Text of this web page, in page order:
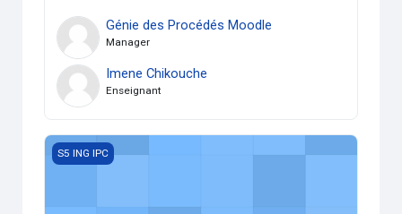
Génie des Procédés Moodle
Manager
Imene Chikouche
Enseignant
Chimie des polymères
S5 ING IPC